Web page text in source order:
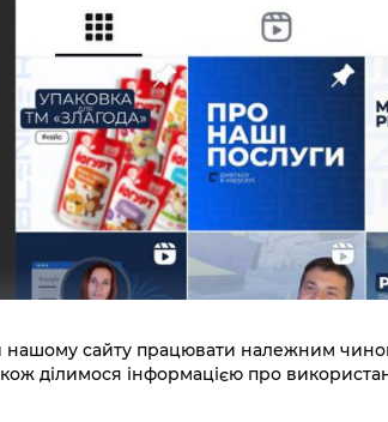
сайту працювати належним чином,
ділимося інформацією про